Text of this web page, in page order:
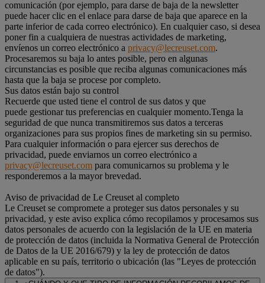
comunicación (por ejemplo, para darse de baja de la newsletter
puede hacer clic en el enlace para darse de baja que aparece en la
parte inferior de cada correo electrónico). En cualquier caso, si desea
poner fin a cualquiera de nuestras actividades de marketing,
envíenos un correo electrónico a privacy@lecreuset.com.
Procesaremos su baja lo antes posible, pero en algunas
circunstancias es posible que reciba algunas comunicaciones más
hasta que la baja se procese por completo.
Sus datos están bajo su control
Recuerde que usted tiene el control de sus datos y que
puede gestionar tus preferencias en cualquier momento.Tenga la
seguridad de que nunca transmitiremos sus datos a terceras
organizaciones para sus propios fines de marketing sin su permiso.
Para cualquier información o para ejercer sus derechos de
privacidad, puede enviarnos un correo electrónico a
privacy@lecreuset.com para comunicarnos su problema y le
responderemos a la mayor brevedad.
Aviso de privacidad de Le Creuset al completo
Le Creuset se compromete a proteger sus datos personales y su
privacidad, y este aviso explica cómo recopilamos y procesamos sus
datos personales de acuerdo con la legislación de la UE en materia
de protección de datos (incluida la Normativa General de Protección
de Datos de la UE 2016/679) y la ley de protección de datos
aplicable en su país, territorio o ubicación (las "Leyes de protección
de datos").